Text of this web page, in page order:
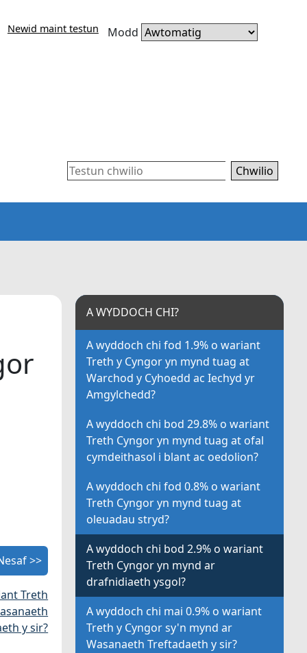
Newid maint testun Modd
Chwilio
>>
Treth
y sir?
A WYDDOCH CHI?
A wyddoch chi fod 1.9% o wariant
Treth y Cyngor yn mynd tuag at
Warchod y Cyhoedd ac Iechyd yr
Amgylchedd?
A wyddoch chi bod 29.8% o wariant
Treth Cyngor yn mynd tuag at ofal
cymdeithasol i blant ac oedolion?
A wyddoch chi fod 0.8% o wariant
Treth Cyngor yn mynd tuag at
oleuadau stryd?
A wyddoch chi bod 2.9% o wariant
Treth Cyngor yn mynd ar
drafnidiaeth ysgol?
A wyddoch chi mai 0.9% o wariant
Treth y Cyngor sy'n mynd ar
Wasanaeth Treftadaeth y sir?